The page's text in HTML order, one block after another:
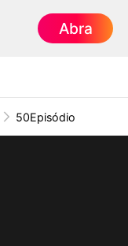
Abra
50Episódio